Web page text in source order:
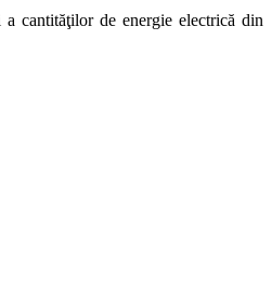
cantităţilor de energie electrică din